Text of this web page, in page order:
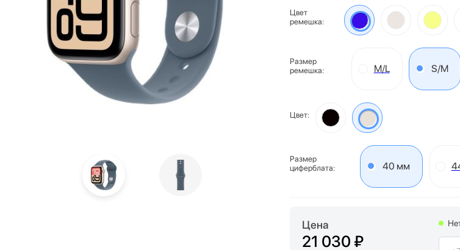
Цвет
ремешка:
Размер
ремешка:
M/L S/M
Цвет:
Размер
циферблата:
40 мм
Цена
21 030 ₽